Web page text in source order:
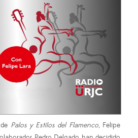
Palos y Estilos del Flamenco, Felipe